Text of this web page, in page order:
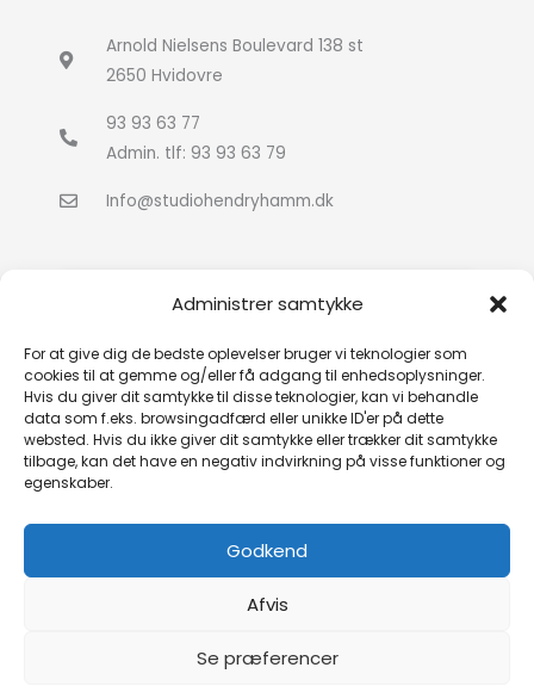
Administrer samtykke
For at give dig de bedste oplevelser bruger vi teknologier som
cookies til at gemme og/eller få adgang til enhedsoplysninger.
Hvis du giver dit samtykke til disse teknologier, kan vi behandle
data som f.eks. browsingadfærd eller unikke ID'er på dette
websted. Hvis du ikke giver dit samtykke eller trækker dit samtykke
tilbage, kan det have en negativ indvirkning på visse funktioner og
egenskaber.
Godkend
Afvis
Se præferencer
Arnold Nielsens Boulevard 138 st
2650 Hvidovre
93 93 63 77
Admin. tlf: 93 93 63 79
Info@studiohendryhamm.dk
Klik for at acceptere markedsføring
cookies og aktivere dette indhold